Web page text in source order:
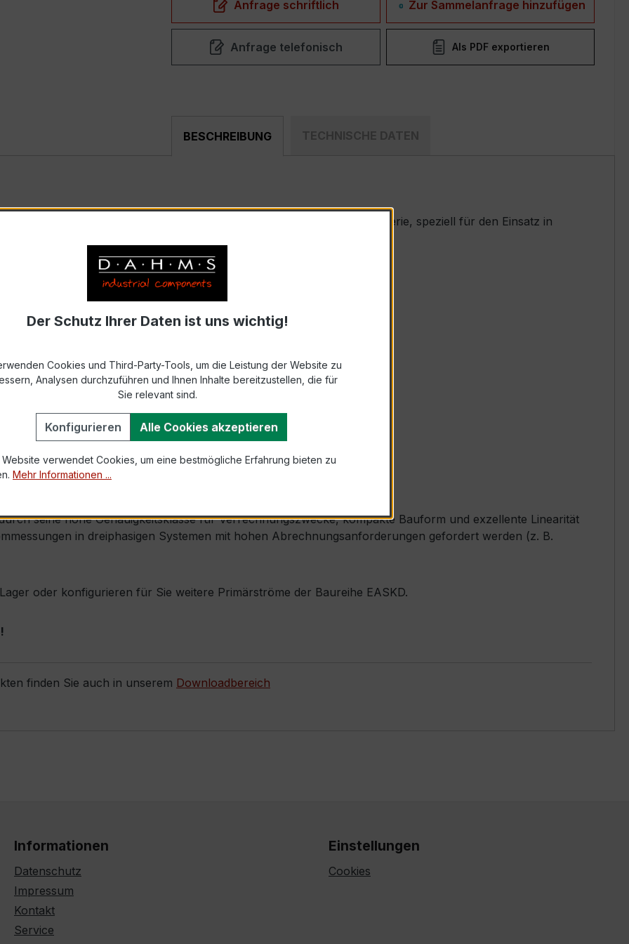
Anfrage schriftlich Zur Sammelanfrage hinzufügen
Anfrage telefonisch Als PDF exportieren
BESCHREIBUNG TECHNISCHE DATEN
hochpräziser Verrechnungsstromwandler der bewährten EASKD-Serie, speziell für den Einsatz in
Mess- und Überwachungssystemen entwickelt.
EASKD 31.5
300 A, Sekundärnennstrom 1 A)
bzw. DIN EN 61869-2)
Ø 31 mm (Kabeldurchführung)
× Ipr (Dauerstrom 1 × Primärnennstrom)
× Ipr, 1 s
inkl. Isolierschutzkappe
seine hohe Genauigkeitsklasse für Verrechnungszwecke, kompakte Bauform und exzellente Linearität
in dreiphasigen Systemen mit hohen Abrechnungsanforderungen gefordert werden (z. B.
oder konfigurieren für Sie weitere Primärströme der Baureihe EASKD.
finden Sie auch in unserem Downloadbereich
Informationen
Datenschutz
Impressum
Kontakt
Service
Einstellungen
Cookies
Der Schutz Ihrer Daten ist uns wichtig!
Cookies und Third-Party-Tools, um die Leistung der Website zu
Analysen durchzuführen und Ihnen Inhalte bereitzustellen, die für
Sie relevant sind.
Konfigurieren Alle Cookies akzeptieren
Website verwendet Cookies, um eine bestmögliche Erfahrung bieten zu
Mehr Informationen ...